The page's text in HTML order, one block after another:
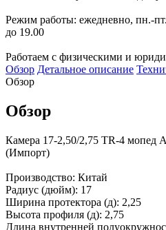
Режим работы: ежедневно, пн.-
до 19.00
Работаем с физическими и
Обзор Детальное описание
Обзор
Обзор
Камера 17-2,50/2,75 TR-4 мопед
(Импорт)
Производство: Китай
Радиус (дюйм): 17
Ширина протектора (д): 2,25
Высота профиля (д): 2,75
Длина внутренней